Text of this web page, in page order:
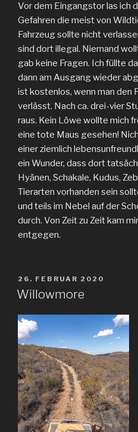
Vor dem Eingangstor las ich
Gefahren die meist von
Fahrzeug sollte nicht
sind dort illegal. Niemand
gab keine Fragen. Ich füllte
dann am Ausgang wieder
ist kostenlos, wenn man den
verlässt. Nach ca. drei-vier
raus. Kein Löwe wollte mich
eine tote Maus gesehen!
einer ziemlich
ein Wunder, dass dort
Hyänen, Schakale, Kudus,
Tierarten vorhanden sein
und teils im Nebel auf der
durch. Von Zeit zu Zeit kam
entgegen.
VERÖFFENTLICHT
AM
26. FEBRUAR 2020
Willowmore